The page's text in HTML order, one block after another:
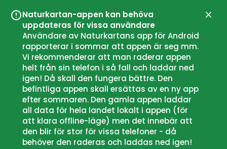
Naturkartan-appen kan behöva
uppdateras för vissa användare
Användare av Naturkartans app för Android
rapporterar i sommar att appen är seg mm.
Vi rekommenderar att man raderar appen
helt från sin telefon i så fall och laddar ned
igen! Då skall den fungera bättre. Den
befintliga appen skall ersättas av en ny app
efter sommaren. Den gamla appen laddar
all data för hela landet lokalt i appen (för
att klara offline-läge) men det innebär att
den blir för stor för vissa telefoner - då
behöver den raderas och laddas ned igen!